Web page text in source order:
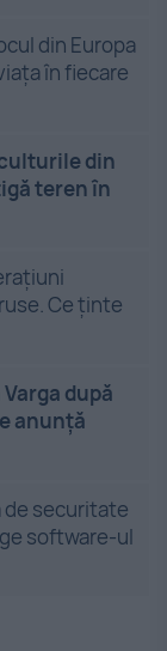
din Europa
în fiecare
din
teren în
Ce ținte
după
anunță
de securitate
software-ul